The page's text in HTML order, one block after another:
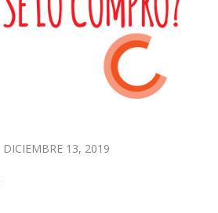
DICIEMBRE 13, 2019